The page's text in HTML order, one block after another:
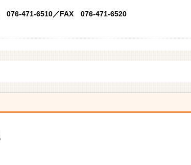
076-471-6510／FAX 076-471-6520